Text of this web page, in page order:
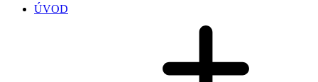
ÚVOD